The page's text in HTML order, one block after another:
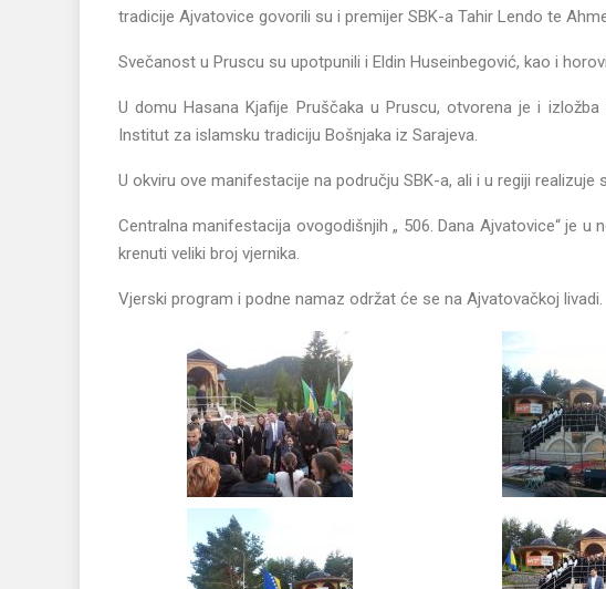
tradicije Ajvatovice govorili su i premijer SBK-a Tahir Lendo te
Svečanost u Pruscu su upotpunili i Eldin Huseinbegović, kao i
U domu Hasana Kjafije Pruščaka u Pruscu, otvorena je i
Institut za islamsku tradiciju Bošnjaka iz Sarajeva.
U okviru ove manifestacije na području SBK-a, ali i u regiji realizuje
Centralna manifestacija ovogodišnjih „ 506. Dana Ajvatovice“ je
krenuti veliki broj vjernika.
Vjerski program i podne namaz održat će se na Ajvatovačkoj livadi.